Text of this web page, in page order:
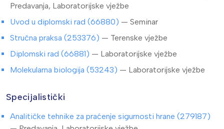
Predavanja, Laboratorijske vježbe
Uvod u diplomski rad (66880) — Seminar
Stručna praksa (253376) — Terenske vježbe
Diplomski rad (66881) — Laboratorijske vježbe
Molekularna biologija (53243) — Laboratorijske vježbe
Specijalistički
Analitičke tehnike za praćenje sigurnosti hrane (279187)